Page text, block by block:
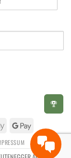
Apple
Google
Pay